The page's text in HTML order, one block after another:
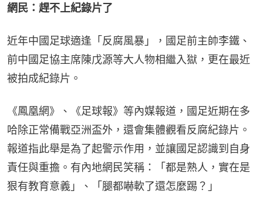
網民：趕不上紀錄片了
近年中國足球適逢「反腐風暴」，國足前主帥李鐵、
前中國足協主席陳戊源等大人物相繼入獄，更在最近
被拍成紀錄片。
《鳳凰網》、《足球報》等內媒報道，國足近期在多
哈除正常備戰亞洲盃外，還會集體觀看反腐紀錄片。
報道指此舉是為了起警示作用，並讓國足認識到自身
責任與重擔。有內地網民笑稱：「都是熟人，實在是
狠有教育意義」、「腿都嚇軟了還怎麼踢？」